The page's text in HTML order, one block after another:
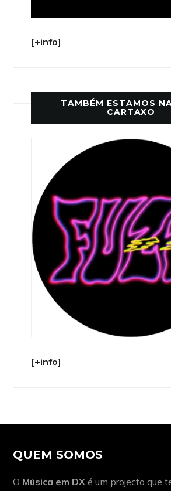
[+info]
TAMBÉM ESTAMOS
CARTAXO
[+info]
QUEM SOMOS
O Música em DX é um projecto que